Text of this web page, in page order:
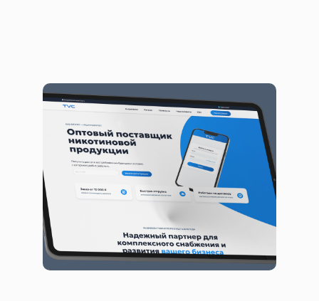
Комплексное e-commerce решение с
элементами ЭДО и CRM
Сайты Сервисы